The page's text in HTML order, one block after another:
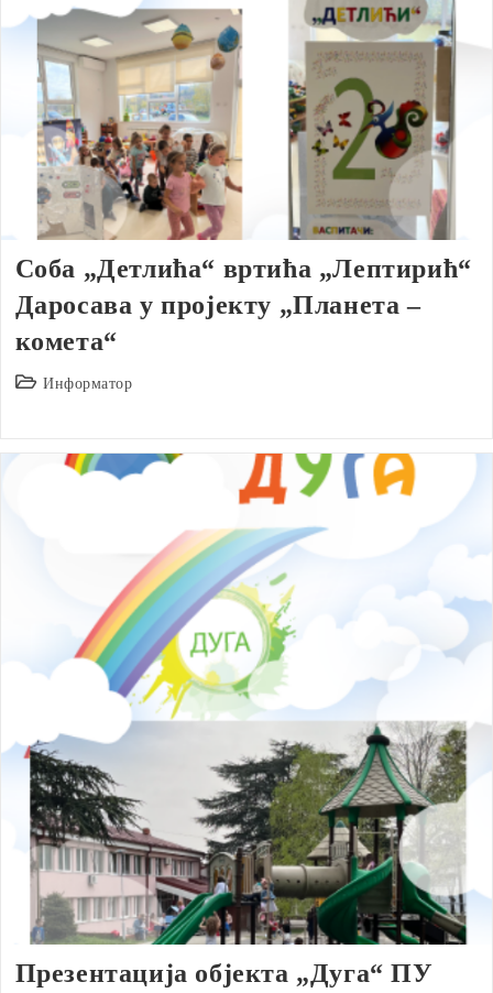
Соба „Детлића“ вртића „Лептирић“
Даросава у пројекту „Планета –
комета“
PostИнформатор
Презентација објекта „Дуга“ ПУ